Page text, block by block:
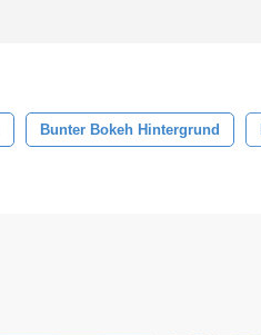
Bunter Bokeh Hintergrund